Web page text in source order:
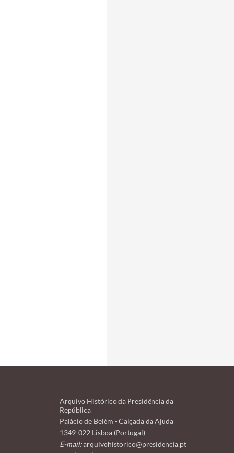
Arquivo Histórico da Presidência da
República
Palácio de Belém - Calçada da Ajuda
1349-022 Lisboa (Portugal)
E-mail: arquivohistorico@presidencia.pt